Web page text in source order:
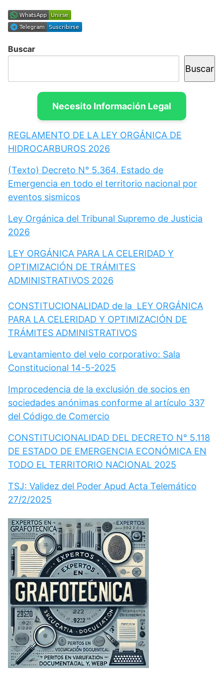
Buscar
Buscar
Necesito Información Legal
REGLAMENTO DE LA LEY ORGÁNICA DE
HIDROCARBUROS 2026
(Texto) Decreto N° 5.364, Estado de
Emergencia en todo el territorio nacional por
eventos sismicos
Ley Orgánica del Tribunal Supremo de Justicia
2026
LEY ORGÁNICA PARA LA CELERIDAD Y
OPTIMIZACIÓN DE TRÁMITES
ADMINISTRATIVOS 2026
CONSTITUCIONALIDAD de la LEY ORGÁNICA
PARA LA CELERIDAD Y OPTIMIZACIÓN DE
TRÁMITES ADMINISTRATIVOS
Levantamiento del velo corporativo: Sala
Constitucional 14-5-2025
Improcedencia de la exclusión de socios en
sociedades anónimas conforme al artículo 337
del Código de Comercio
CONSTITUCIONALIDAD DEL DECRETO N° 5.118
DE ESTADO DE EMERGENCIA ECONÓMICA EN
TODO EL TERRITORIO NACIONAL 2025
TSJ: Validez del Poder Apud Acta Telemático
27/2/2025